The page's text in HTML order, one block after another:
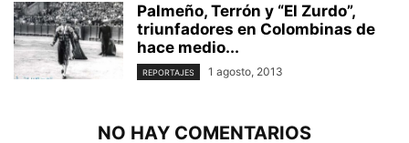
Palmeño, Terrón y “El Zurdo”,
triunfadores en Colombinas de
hace medio...
REPORTAJES 1 agosto, 2013
NO HAY COMENTARIOS